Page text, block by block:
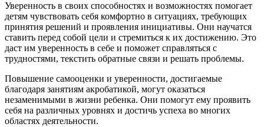
Уверенность в своих способностях и возможностях помогает
детям чувствовать себя комфортно в ситуациях, требующих
принятия решений и проявления инициативы. Они научатся
ставить перед собой цели и стремиться к их достижению. Это
даст им уверенность в себе и поможет справляться с
трудностями, текстить обратные связи и решать проблемы.
Повышение самооценки и уверенности, достигаемые
благодаря занятиям акробатикой, могут оказаться
незаменимыми в жизни ребенка. Они помогут ему проявить
себя на различных уровнях и достичь успеха во многих
областях деятельности.